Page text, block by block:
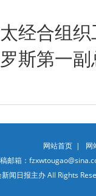
经合组
斯第一
网站首页 | 网
邮箱：
闻日报主办 All Rights